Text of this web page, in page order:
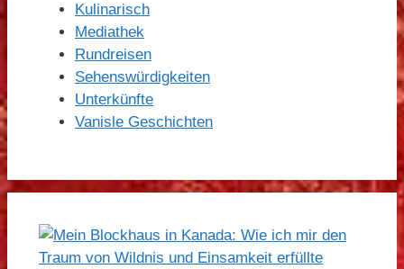
Kulinarisch
Mediathek
Rundreisen
Sehenswürdigkeiten
Unterkünfte
Vanisle Geschichten